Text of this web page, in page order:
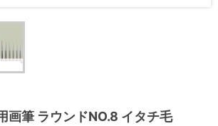
画筆 ラウンドNO.8 イタチ毛